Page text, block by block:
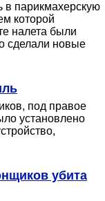
в парикмахерскую
которой
налета были
сделали новые
под правое
установлено
убита